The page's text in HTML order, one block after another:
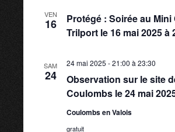
VEN
16
Protégé : Soirée au Mini
Trilport le 16 mai 2025 à
SAM
24
Observation sur le site
Coulombs le 24 mai
24 mai 2025 - 21:00 à 23:30
Coulombs en Valois
gratuit